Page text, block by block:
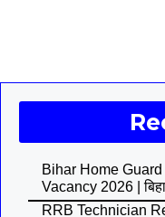
Bihar Home
Vacancy 2026 |
RRB Technician